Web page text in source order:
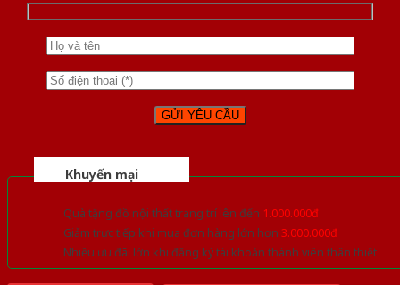
Khuyến mại
Quà tặng đồ nội thất trang trí lên đến 1.000.000đ
Giảm trực tiếp khi mua đơn hàng lớn hơn 3.000.000đ
Nhiều ưu đãi lớn khi đăng ký tài khoản thành viên thân thiết